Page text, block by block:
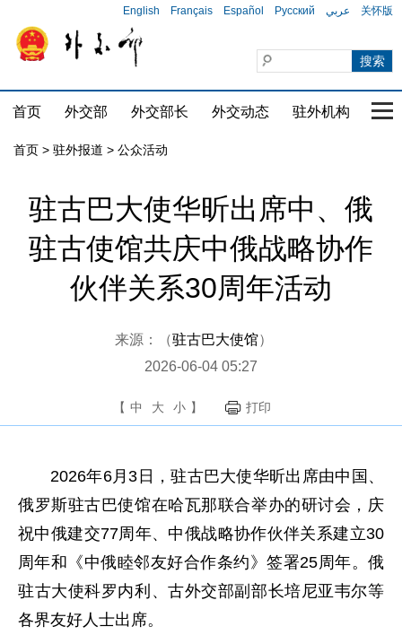
English Français Español Русский عربي 关怀版
首页 外交部 外交部长 外交动态 驻外机构 国
首页 > 驻外报道 > 公众活动
驻古巴大使华昕出席中、俄
驻古使馆共庆中俄战略协作
伙伴关系30周年活动
来源：（驻古巴大使馆）
2026-06-04 05:27
【 中 大 小 】 打印
2026年6月3日，驻古巴大使华昕出席由中国、
俄罗斯驻古巴使馆在哈瓦那联合举办的研讨会，庆
祝中俄建交77周年、中俄战略协作伙伴关系建立30
周年和《中俄睦邻友好合作条约》签署25周年。俄
驻古大使科罗内利、古外交部副部长培尼亚韦尔等
各界友好人士出席。